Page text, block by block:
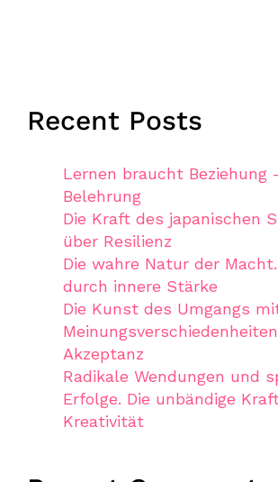
Recent Posts
Lernen braucht Beziehung
Belehrung
Die Kraft des japanischen
über Resilienz
Die wahre Natur der
durch innere Stärke
Die Kunst des Umgangs
Akzeptanz
Radikale Wendungen und
Erfolge. Die unbändige
Kreativität